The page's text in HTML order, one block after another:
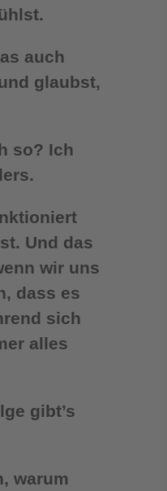
auch
glaubst,
so? Ich
Und das
wir uns
dass es
sich
alles
gibt’s
warum